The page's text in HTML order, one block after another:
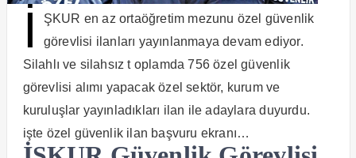
İ
ŞKUR en az ortaöğretim mezunu özel güvenlik
görevlisi ilanları yayınlanmaya devam ediyor.
Silahlı ve silahsız t oplamda 756 özel güvenlik
görevlisi alımı yapacak özel sektör, kurum ve
kuruluşlar yayınladıkları ilan ile adaylara duyurdu.
işte özel güvenlik ilan başvuru ekranı…